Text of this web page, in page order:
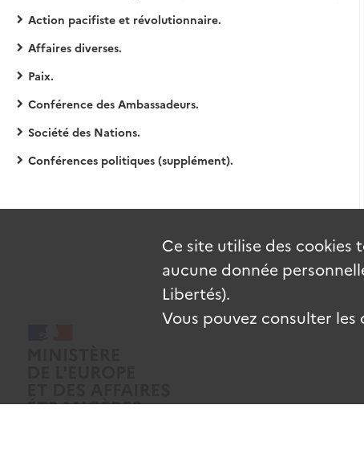
Action pacifiste et révolutionnaire.
Affaires diverses.
Paix.
Conférence des Ambassadeurs.
Société des Nations.
Conférences politiques (supplément).
Ce site utilise des cookies
aucune donnée
Libertés).
Vous pouvez consulter les